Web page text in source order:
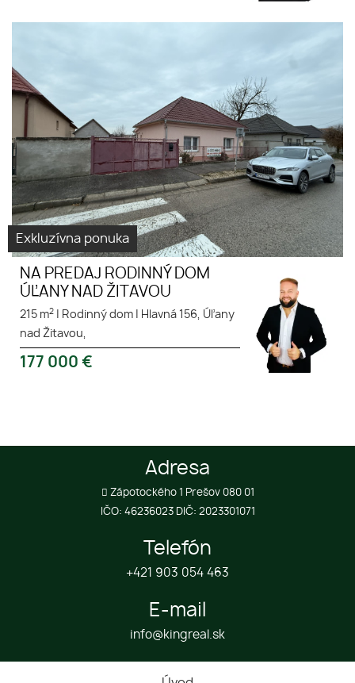
Exkluzívna ponuka
NA PREDAJ RODINNÝ DOM
ÚĽANY NAD ŽITAVOU
215 m2 Rodinný dom
Hlavná 156, Úľany
nad Žitavou,
177 000 €
Adresa
Zápotockého 1 Prešov 080 01
IČO: 46236023 DIČ: 2023301071
Telefón
+421 903 054 463
E-mail
info@kingreal.sk